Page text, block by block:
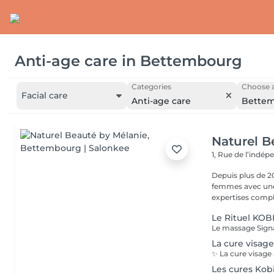
Anti-age care in Bettembourg
Facial care
Categories
Anti-age care
Choose
Naturel
1, Rue de
Depuis plus de
femmes avec
expertises
Le Rituel
La cure
Les cures